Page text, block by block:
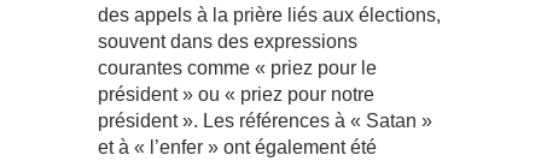
des appels à la prière liés aux élections,
souvent dans des expressions
courantes comme « priez pour le
président » ou « priez pour notre
président ». Les références à « Satan »
et à « l’enfer » ont également été